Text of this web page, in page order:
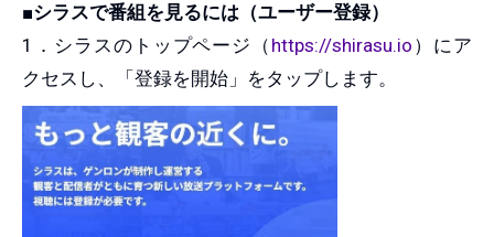
■シラスで番組を見るには（ユーザー登録）
1．シラスのトップページ（ https://shirasu.io ）にア
クセスし、「登録を開始」をタップします。